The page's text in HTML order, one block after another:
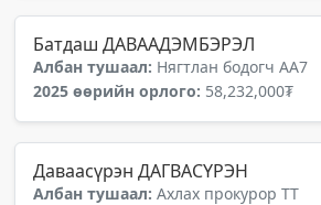
Батдаш ДАВААДЭМБЭРЭЛ
Албан тушаал: Нягтлан бодогч АА7
2025 өөрийн орлого: 58,232,000₮
Даваасүрэн ДАГВАСҮРЭН
Албан тушаал: Ахлах прокурор ТТ